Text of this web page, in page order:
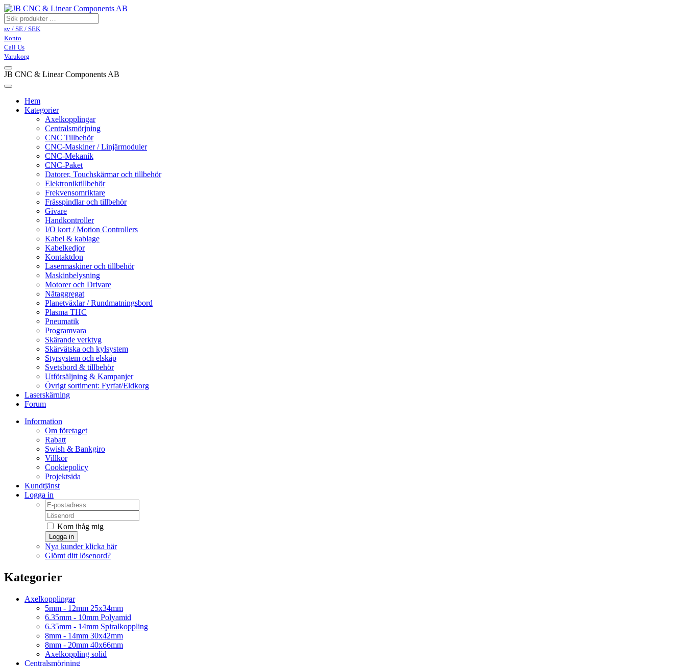
sv / SE / SEK
Konto
Call Us
Varukorg
JB CNC & Linear Components AB
Hem
Kategorier
Axelkopplingar
Centralsmörjning
CNC Tillbehör
CNC-Maskiner / Linjärmoduler
CNC-Mekanik
CNC-Paket
Datorer, Touchskärmar och tillbehör
Elektroniktillbehör
Frekvensomriktare
Frässpindlar och tillbehör
Givare
Handkontroller
I/O kort / Motion Controllers
Kabel & kablage
Kabelkedjor
Kontaktdon
Lasermaskiner och tillbehör
Maskinbelysning
Motorer och Drivare
Nätaggregat
Planetväxlar / Rundmatningsbord
Plasma THC
Pneumatik
Programvara
Skärande verktyg
Skärvätska och kylsystem
Styrsystem och elskåp
Svetsbord & tillbehör
Utförsäljning & Kampanjer
Övrigt sortiment: Fyrfat/Eldkorg
Laserskärning
Forum
Information
Om företaget
Rabatt
Swish & Bankgiro
Villkor
Cookiepolicy
Projektsida
Kundtjänst
Logga in
Kom ihåg mig
Logga in
Nya kunder klicka här
Glömt ditt lösenord?
Kategorier
Axelkopplingar
5mm - 12mm 25x34mm
6.35mm - 10mm Polyamid
6.35mm - 14mm Spiralkoppling
8mm - 14mm 30x42mm
8mm - 20mm 40x66mm
Axelkoppling solid
Centralsmörjning